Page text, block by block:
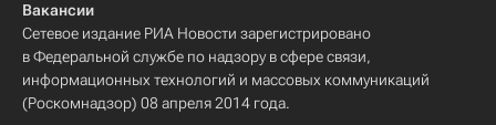
Вакансии
Сетевое издание РИА Новости зарегистрировано
в Федеральной службе по надзору в сфере связи,
информационных технологий и массовых коммуникаций
(Роскомнадзор) 08 апреля 2014 года.